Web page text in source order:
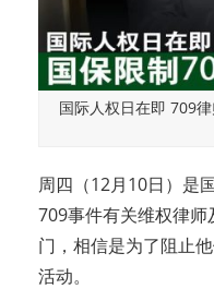
国际人权日在即 709
周四（12月10日）是
709事件有关维权律
门，相信是为了阻止
活动。